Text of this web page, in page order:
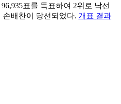
표를 득표하여 2위로 낙선
손배찬이 당선되었다. 개표 결과